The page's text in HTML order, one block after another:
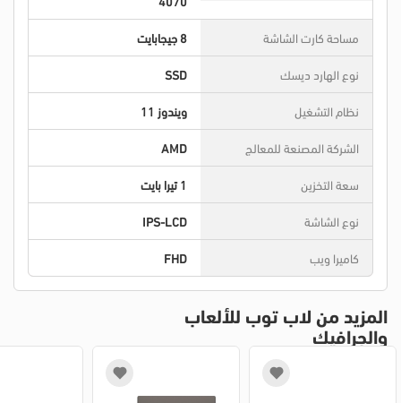
مساحة كارت الشاشة
8 جيجابايت
نوع الهارد ديسك
SSD
نظام التشغيل
ويندوز 11
الشركة المصنعة للمعالج
AMD
سعة التخزين
1 تيرا بايت
نوع الشاشة
IPS-LCD
كاميرا ويب
FHD
المزيد من لاب توب للألعاب
والجرافيك